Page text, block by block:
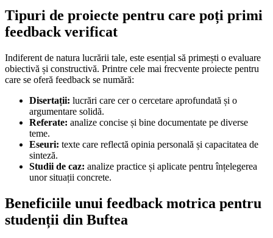
Tipuri de proiecte pentru care poți primi
feedback verificat
Indiferent de natura lucrării tale, este esențial să primești o evaluare
obiectivă și constructivă. Printre cele mai frecvente proiecte pentru
care se oferă feedback se numără:
Disertații: lucrări care cer o cercetare aprofundată și o
argumentare solidă.
Referate: analize concise și bine documentate pe diverse
teme.
Eseuri: texte care reflectă opinia personală și capacitatea de
sinteză.
Studii de caz: analize practice și aplicate pentru înțelegerea
unor situații concrete.
Beneficiile unui feedback motrica pentru
studenții din Buftea